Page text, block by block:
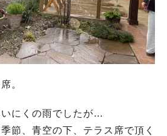
。
にくの雨でしたが…
節、青空の下、テラス席で頂く